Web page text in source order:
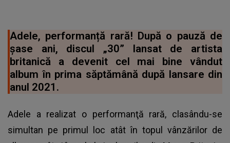
Adele, performanță rară! După o pauză de
şase ani, discul „30” lansat de artista
britanică a devenit cel mai bine vândut
album în prima săptămână după lansare din
anul 2021.
Adele a realizat o performanţă rară, clasându-se
simultan pe primul loc atât în topul vânzărilor de